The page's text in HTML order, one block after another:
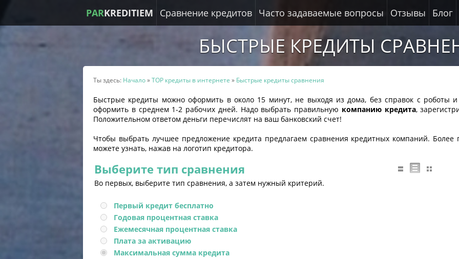
PARKREDITIEM Сравнение кредитов Часто задаваемые вопросы Отзывы Блог
БЫСТРЫЕ КРЕДИТЫ
Ты здесь: Начало»TOP кредиты в интернете » Быстрые кредиты сравнения
Быстрые кредиты можно оформить в около 15 минут, не выходя из дома, без справок с роботы
оформить в среднем 1-2 рабочих дней. Надо выбрать правильную компанию кредита,
Положительном ответом деньги перечислят на ваш банковский счет!
Чтобы выбрать лучшее предложение кредита предлагаем сравнения кредитных компаний.
можете узнать, нажав на логотип кредитора.
Выберите тип сравнения
Во первых, выберите тип сравнения, а затем нужный критерий.
Первый кредит бесплатно
Годовая процентная ставка
Ежемесячная процентная ставка
Плата за активацию
Максимальная сумма кредита